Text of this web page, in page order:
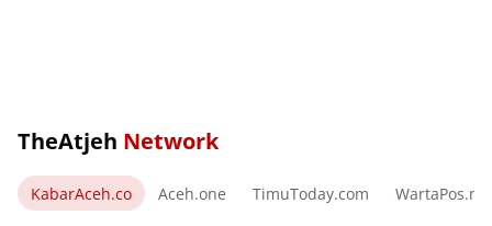
TheAtjeh Network
KabarAceh.co Aceh.one TimuToday.com WartaPos.net